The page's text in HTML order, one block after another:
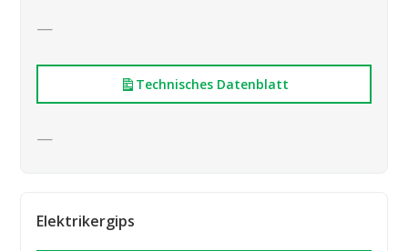
—
Technisches Datenblatt
—
Elektrikergips